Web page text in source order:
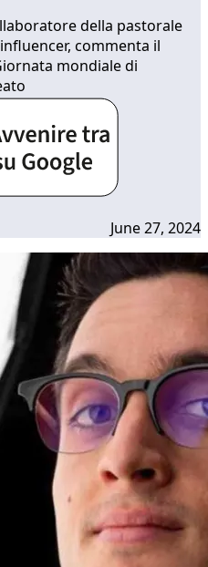
della pastorale
commenta il
mondiale di
June 27, 2024